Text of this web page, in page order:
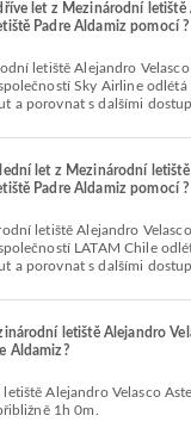
let z Mezinárodní letiště
Padre Aldamiz pomocí ?
Sky Airline
a porovnat s dalšími
let z Mezinárodní letiště
Padre Aldamiz pomocí ?
LATAM Chile
a porovnat s dalšími
letiště Alejandro
Aldamiz?
1h 0m.